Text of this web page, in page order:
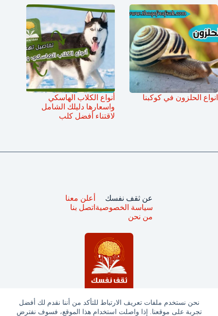
نحن نستخدم ملفات تعريف الارتباط للتأكد من أننا نقدم لك أفضل
تجربة على موقعنا. إذا واصلت استخدام هذا الموقع، فسوف نفترض
انواع الحلزون في كوكبنا
أنواع الكلاب الهاسكي
واسعارها دليلك الشامل
لاقتناء أفضل كلب
عن ثقف نفسك
سياسة الخصوصية
من نحن
أعلن معنا
اتصل بنا